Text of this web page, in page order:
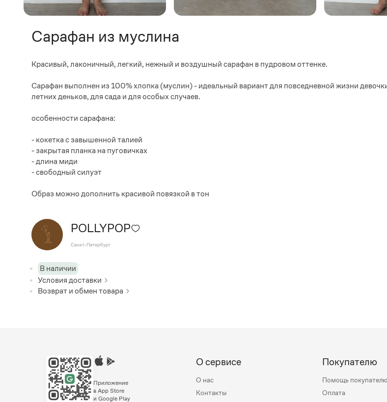
Сарафан из муслина
Красивый, лаконичный, легкий, нежный и воздушный сарафан в пудровом оттенке.
Сарафан выполнен из 100% хлопка (муслин) - идеальный вариант для повседневной жизни
летних деньков, для сада и для особых случаев.
особенности сарафана:
- кокетка с завышенной талией
- закрытая планка на пуговичках
- длина миди
- свободный силуэт
Образ можно дополнить красивой повязкой в тон
POLLYPOP
Санкт-Петербург
В наличии
Условия доставки
Возврат и обмен товара
Приложение
в App Store
и Google Play
О сервисе
О нас
Контакты
Покупателю
Помощь покупателю
Оплата